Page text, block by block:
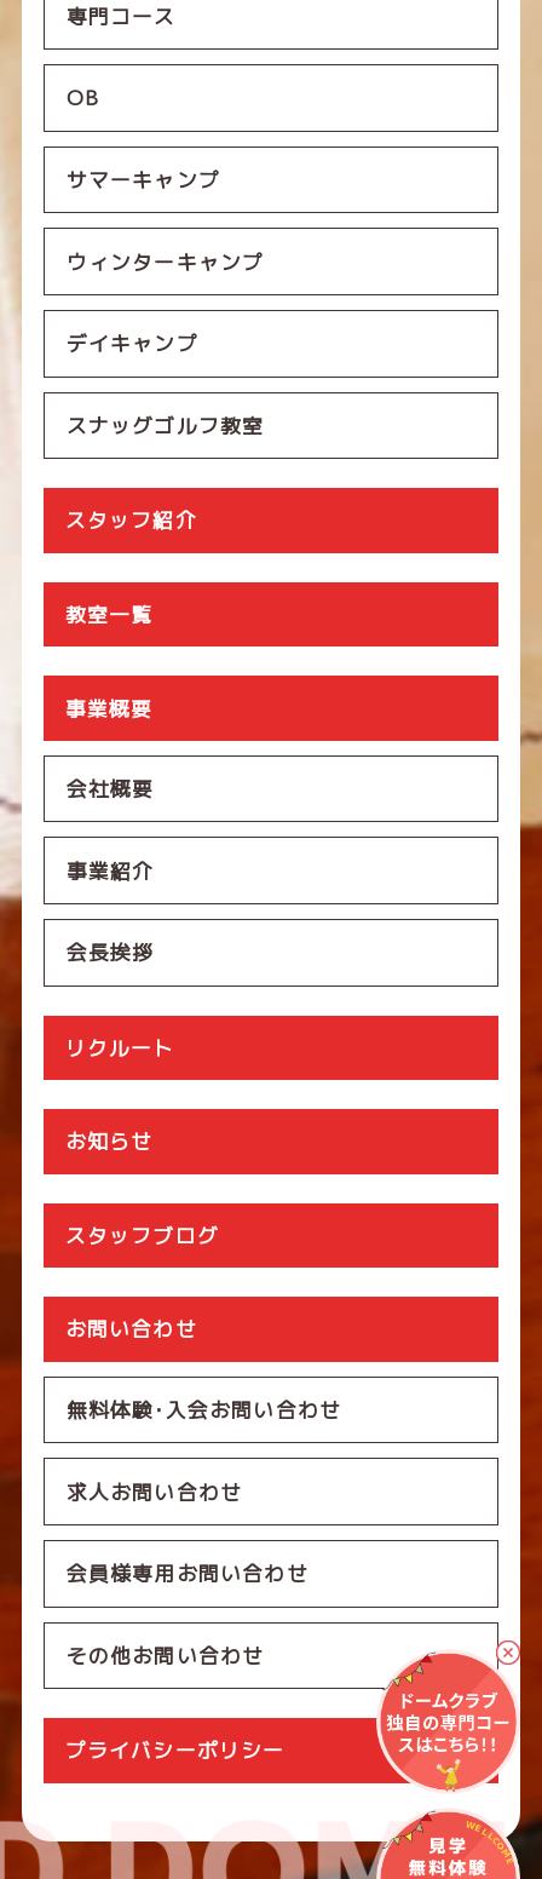
専門コース
OB
サマーキャンプ
ウィンターキャンプ
デイキャンプ
スナッグゴルフ教室
スタッフ紹介
教室一覧
事業概要
会社概要
事業紹介
会長挨拶
リクルート
お知らせ
スタッフブログ
お問い合わせ
無料体験･入会お問い合わせ
求人お問い合わせ
会員様専用お問い合わせ
その他お問い合わせ
プライバシーポリシー